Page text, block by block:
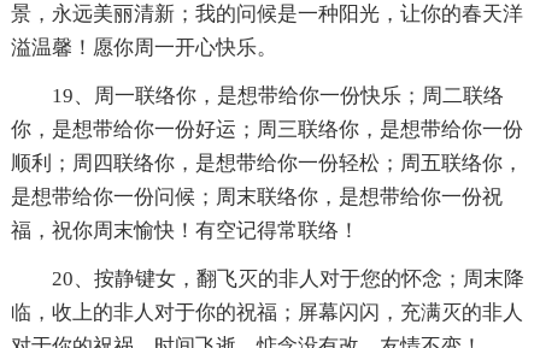
景，永远美丽清新；我的问候是一种阳光，让你的春天洋
溢温馨！愿你周一开心快乐。
19、周一联络你，是想带给你一份快乐；周二联络
你，是想带给你一份好运；周三联络你，是想带给你一份
顺利；周四联络你，是想带给你一份轻松；周五联络你，
是想带给你一份问候；周末联络你，是想带给你一份祝
福，祝你周末愉快！有空记得常联络！
20、按静键女，翻飞灭的非人对于您的怀念；周末降
临，收上的非人对于你的祝福；屏幕闪闪，充满灭的非人